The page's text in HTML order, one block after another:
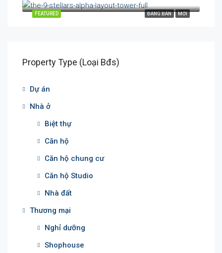
ĐANG BÁN MỚI
FEATURED
Property Type (Loại Bđs)
Dự án
Nhà ở
Biệt thự
Căn hộ
Căn hộ chung cư
Căn hộ Studio
Nhà đất
Thương mại
Nghỉ dưỡng
Shophouse